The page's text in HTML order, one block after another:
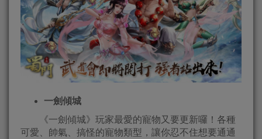
一劍傾城
《一劍傾城》玩家最愛的寵物又要更新囉！各種
可愛、帥氣、搞怪的寵物類型，讓你忍不住想要通通